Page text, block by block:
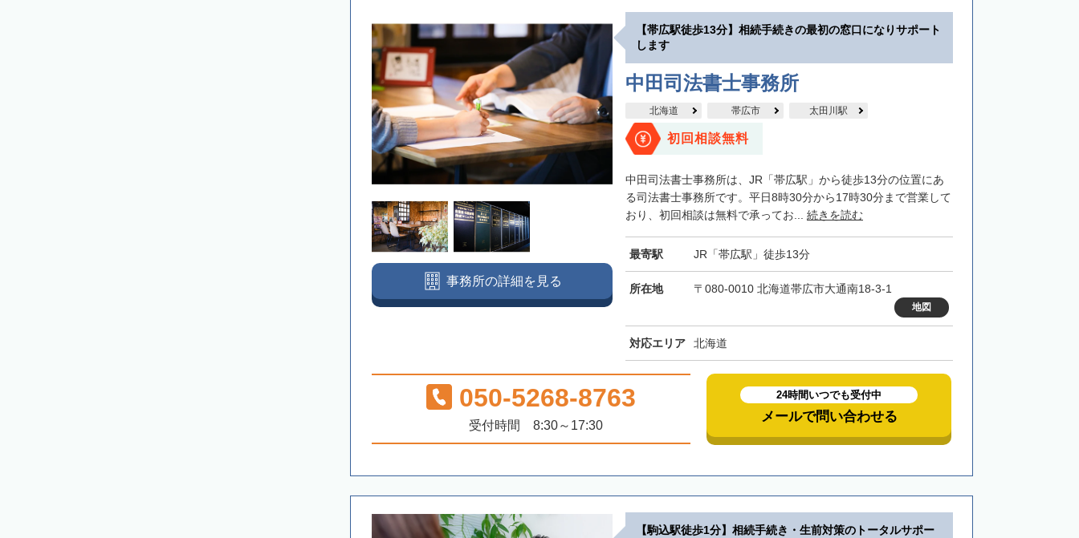
斜里郡清里町 斜里郡小清水町 常呂郡訓子府町
常呂郡置戸町 常呂郡佐呂間町 紋別郡遠軽町 紋別郡湧別町
紋別郡西興部村 紋別郡雄武町 有珠郡壮瞥町 白老郡白老町 沙流郡日高町 沙流郡平取町
浦河郡浦河町 様似郡様似町 幌泉郡えりも町
河東郡上士幌町 河東郡鹿追町 河西郡芽室町 河西郡中札内村 河西郡更別村
広尾郡広尾町 足寄郡足寄町 足寄郡陸別町
白糠郡白糠町 野付郡別海町 標津郡中標津町
標津郡標津町 目梨郡羅臼町
【帯広駅徒歩13分】相続手続きの最初の窓口になりサポート
します
中田司法書士事務所
北海道 帯広市 太田川駅
初回相談無料
中田司法書士事務所は、JR「帯広駅」から徒歩13分の位置にあ
る司法書士事務所です。平日8時30分から17時30分まで営業して
おり、初回相談は無料で承ってお... 続きを読む
最寄駅 JR「帯広駅」徒歩13分
所在地 〒080-0010 北海道帯広市大通南18-3-1
地図
対応エリア 北海道
事務所の詳細を見る
050-5268-8763
受付時間 8:30～17:30
24時間いつでも受付中
メールで問い合わせる
【駒込駅徒歩1分】相続手続き・生前対策のトータルサポー